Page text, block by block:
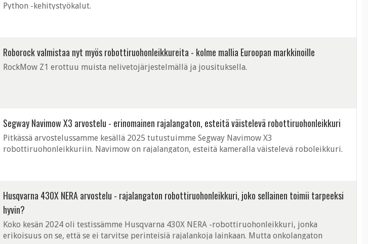
Python -kehitystyökalut.
Roborock valmistaa nyt myös robottiruohonleikkureita - kolme mallia Euroopan markkinoille
RockMow Z1 erottuu muista nelivetojärjestelmällä ja jousituksella.
Segway Navimow X3 arvostelu - erinomainen rajalangaton, esteitä väistelevä robottiruohonleikkuri
Pitkässä arvostelussamme kesällä 2025 tutustuimme Segway Navimow X3
robottiruohonleikkuriin. Navimow on rajalangaton, esteitä kameralla väistelevä roboleikkuri.
Husqvarna 430X NERA arvostelu - rajalangaton robottiruohonleikkuri, joko sellainen toimii tarpeeksi
hyvin?
Koko kesän 2024 oli testissämme Husqvarna 430X NERA -robottiruohonleikkuri, jonka
erikoisuus on se, että se ei tarvitse perinteisiä rajalankoja lainkaan. Mutta onkolangaton